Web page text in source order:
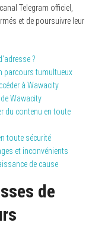
Telegram officiel,
et de poursuivre leur
?
parcours tumultueux
à Wawacity
Wawacity
du contenu en toute
toute sécurité
et inconvénients
de cause
de